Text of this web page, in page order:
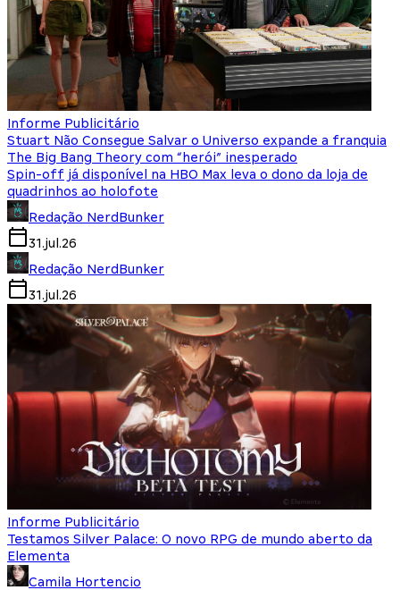
Informe Publicitário
Stuart Não Consegue Salvar o Universo expande a franquia
The Big Bang Theory com “herói” inesperado
Spin-off já disponível na HBO Max leva o dono da loja de
quadrinhos ao holofote
Redação NerdBunker
31.jul.26
Redação NerdBunker
31.jul.26
Informe Publicitário
Testamos Silver Palace: O novo RPG de mundo aberto da
Elementa
Camila Hortencio